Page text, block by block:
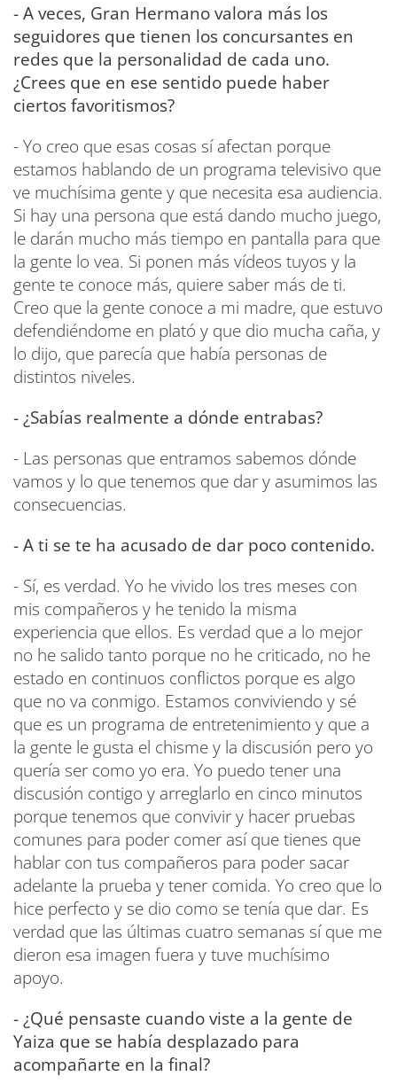
- A veces, Gran Hermano valora más los
seguidores que tienen los concursantes en
redes que la personalidad de cada uno.
¿Crees que en ese sentido puede haber
ciertos favoritismos?
- Yo creo que esas cosas sí afectan porque
estamos hablando de un programa televisivo que
ve muchísima gente y que necesita esa audiencia.
Si hay una persona que está dando mucho juego,
le darán mucho más tiempo en pantalla para que
la gente lo vea. Si ponen más vídeos tuyos y la
gente te conoce más, quiere saber más de ti.
Creo que la gente conoce a mi madre, que estuvo
defendiéndome en plató y que dio mucha caña, y
lo dijo, que parecía que había personas de
distintos niveles.
- ¿Sabías realmente a dónde entrabas?
- Las personas que entramos sabemos dónde
vamos y lo que tenemos que dar y asumimos las
consecuencias.
- A ti se te ha acusado de dar poco contenido.
- Sí, es verdad. Yo he vivido los tres meses con
mis compañeros y he tenido la misma
experiencia que ellos. Es verdad que a lo mejor
no he salido tanto porque no he criticado, no he
estado en continuos conflictos porque es algo
que no va conmigo. Estamos conviviendo y sé
que es un programa de entretenimiento y que a
la gente le gusta el chisme y la discusión pero yo
quería ser como yo era. Yo puedo tener una
discusión contigo y arreglarlo en cinco minutos
porque tenemos que convivir y hacer pruebas
comunes para poder comer así que tienes que
hablar con tus compañeros para poder sacar
adelante la prueba y tener comida. Yo creo que lo
hice perfecto y se dio como se tenía que dar. Es
verdad que las últimas cuatro semanas sí que me
dieron esa imagen fuera y tuve muchísimo
apoyo.
- ¿Qué pensaste cuando viste a la gente de
Yaiza que se había desplazado para
acompañarte en la final?